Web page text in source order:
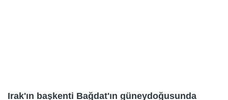
Irak'ın başkenti Bağdat'ın güneydoğusunda